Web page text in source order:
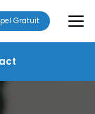
Gratuit